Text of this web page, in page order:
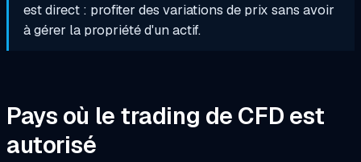
est direct : profiter des variations de prix sans avoir
à gérer la propriété d'un actif.
Pays où le trading de CFD est
autorisé